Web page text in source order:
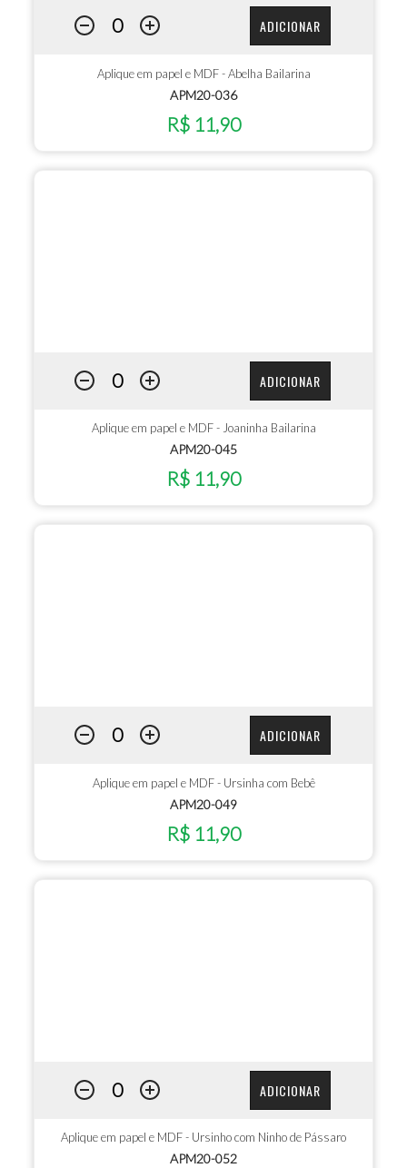
ADICIONAR
Aplique em papel e MDF - Abelha Bailarina
APM20-036
R$ 11,90
ADICIONAR
Aplique em papel e MDF - Joaninha Bailarina
APM20-045
R$ 11,90
ADICIONAR
Aplique em papel e MDF - Ursinha com Bebê
APM20-049
R$ 11,90
ADICIONAR
Aplique em papel e MDF - Ursinho com Ninho de Pássaro
APM20-052